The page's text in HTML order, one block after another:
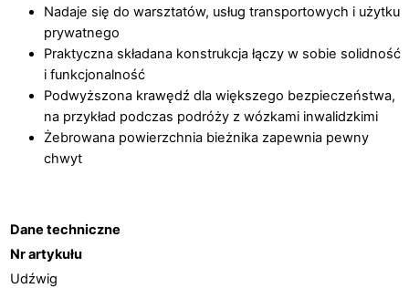
Nadaje się do warsztatów, usług transportowych i użytku
prywatnego
Praktyczna składana konstrukcja łączy w sobie solidność
i funkcjonalność
Podwyższona krawędź dla większego bezpieczeństwa,
na przykład podczas podróży z wózkami inwalidzkimi
Żebrowana powierzchnia bieżnika zapewnia pewny
chwyt
Dane techniczne
Nr artykułu
Udźwig